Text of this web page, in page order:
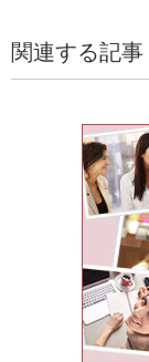
関連する記事